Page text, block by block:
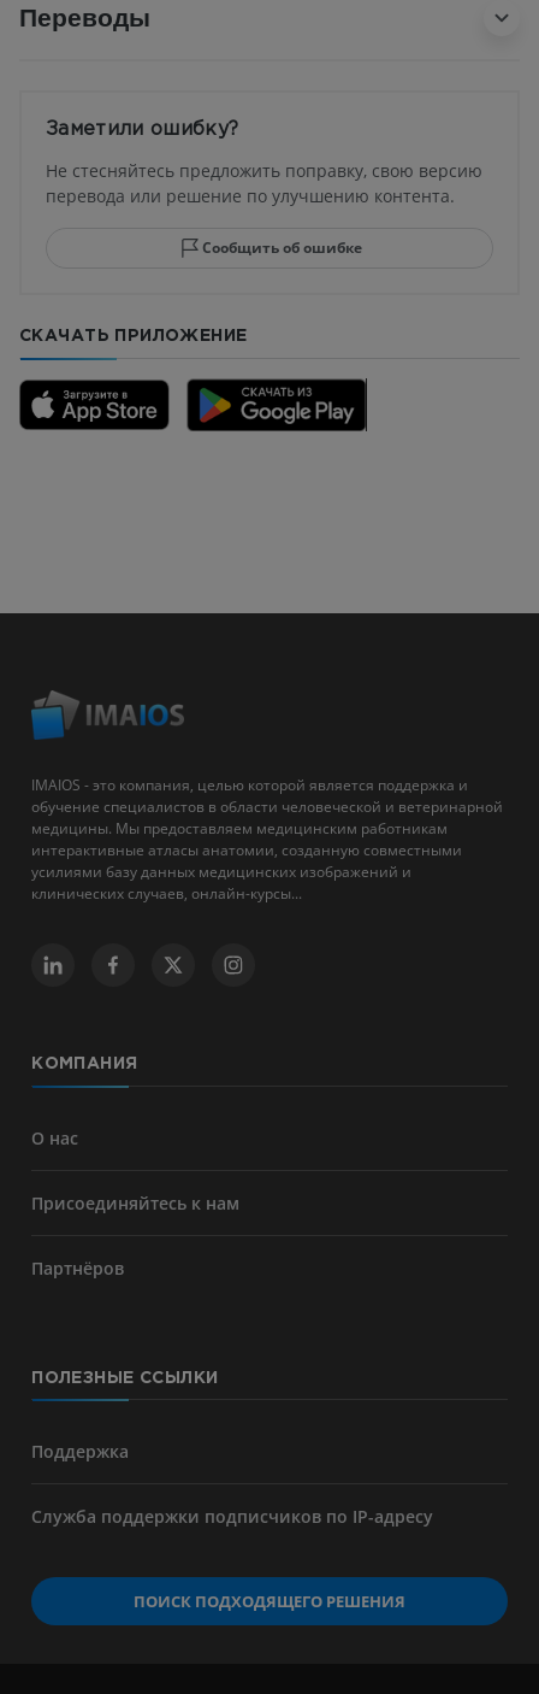
Переводы
Заметили ошибку?
Не стесняйтесь предложить поправку, свою версию
перевода или решение по улучшению контента.
Сообщить об ошибке
СКАЧАТЬ ПРИЛОЖЕНИЕ
IMAIOS - это компания, целью которой является поддержка и
обучение специалистов в области человеческой и ветеринарной
медицины. Мы предоставляем медицинским работникам
интерактивные атласы анатомии, созданную совместными
усилиями базу данных медицинских изображений и
клинических случаев, онлайн-курсы...
КОМПАНИЯ
О нас
Присоединяйтесь к нам
Партнёров
ПОЛЕЗНЫЕ ССЫЛКИ
Поддержка
Служба поддержки подписчиков по IP-адресу
ПОИСК ПОДХОДЯЩЕГО РЕШЕНИЯ